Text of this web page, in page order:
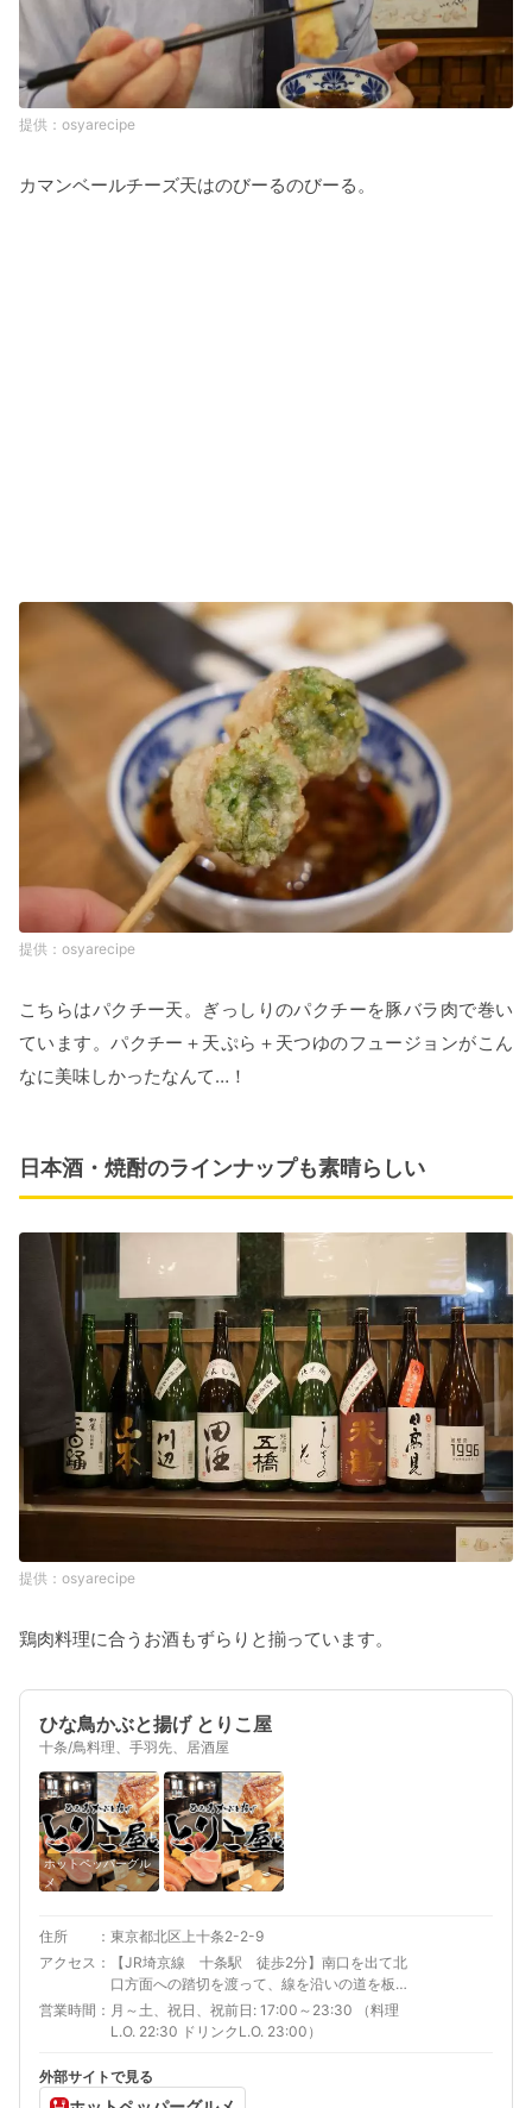
osyarecipe
カマンベールチーズ天はのびーるのびーる。
osyarecipe
こちらはパクチー天。ぎっしりのパクチーを豚バラ肉で巻い
ています。パクチー＋天ぷら＋天つゆのフュージョンがこん
なに美味しかったなんて…！
日本酒・焼酎のラインナップも素晴らしい
osyarecipe
鶏肉料理に合うお酒もずらりと揃っています。
ひな鳥かぶと揚げ とりこ屋
十条/鳥料理、手羽先、居酒屋
ホットペッパーグル
メ
住所
東京都北区上十条2-2-9
アクセス
【JR埼京線 十条駅 徒歩2分】南口を出て北
口方面への踏切を渡って、線を沿いの道を板橋
方面へ進むとすぐ
営業時間
月～土、祝日、祝前日: 17:00～23:30 （料理
L.O. 22:30 ドリンクL.O. 23:00）
外部サイトで見る